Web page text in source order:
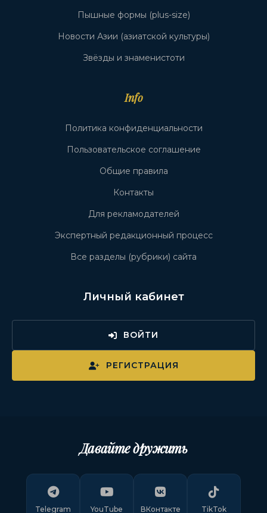
Пышные формы (plus-size)
Новости Азии (азиатской культуры)
Звёзды и знаменистоти
Info
Политика конфиденциальности
Пользовательское соглашение
Общие правила
Контакты
Для рекламодателей
Экспертный редакционный процесс
Все разделы (рубрики) сайта
Личный кабинет
ВОЙТИ
РЕГИСТРАЦИЯ
Давайте дружить
Telegram YouTube ВКонтакте TikTok